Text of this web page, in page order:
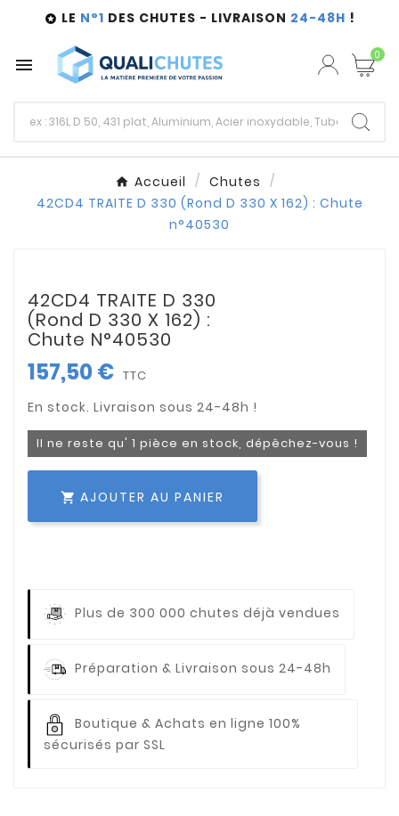
 LE N°1 DES CHUTES - LIVRAISON 24-48H !
 0
Accueil
Chutes
42CD4 TRAITE D 330 (Rond D 330 X 162) : Chute
n°40530
42CD4 TRAITE D 330
(Rond D 330 X 162) :
Chute N°40530
157,50 € TTC
Il ne reste qu' 1 pièce en stock, dépêchez-vous !
 AJOUTER AU PANIER
Plus de 300 000 chutes déjà vendues
Préparation & Livraison sous 24-48h
Boutique & Achats en ligne 100%
sécurisés par SSL